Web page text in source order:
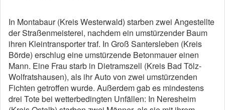
In Montabaur (Kreis Westerwald) starben zwei Angestellte
der Straßenmeisterei, nachdem ein umstürzender Baum
ihren Kleintransporter traf. In Groß Santersleben (Kreis
Börde) erschlug eine umstürzende Betonmauer einen
Mann. Eine Frau starb in Dietramszell (Kreis Bad Tölz-
Wolfratshausen), als ihr Auto von zwei umstürzenden
Fichten getroffen wurde. Außerdem gab es mindestens
drei Tote bei wetterbedingten Unfällen: In Neresheim